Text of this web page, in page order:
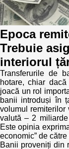
Recrutare
Chairman's
Acorduri
Echipa
Scrisori de
Media despre
Rapoarte
Politici de
Politici
Achizițiile
Integrare
Politici sociale
Investigații în
Politici regionale
Media
Biblioteca
Emisiuni
Buletinul
Nr.8, iunie
Epoca
Trebuie
interiorul
Transferurile de
hotare, chiar
joacă un rol
banii introduși în
volumul
valută – 2
Este opinia
economic” de
Banii proveniți din